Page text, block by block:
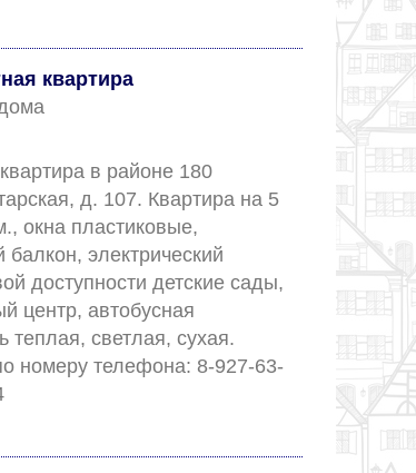
квартира
в районе 180
д. 107. Квартира на 5
окна пластиковые,
электрический
доступности детские сады,
центр, автобусная
теплая, светлая, сухая.
номеру телефона: 8-927-63-